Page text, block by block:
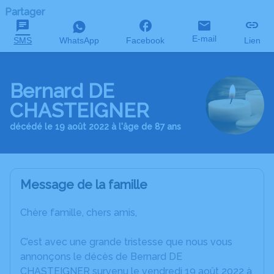
Partager
SMS WhatsApp Facebook E-mail Lien
Bernard DE
CHASTEIGNER
décédé le 19 août 2022 à l'âge de 87 ans
Message de la famille
Chère famille, chers amis,
C’est avec une grande tristesse que nous vous
annonçons le décès de Bernard DE
CHASTEIGNER survenu le vendredi 19 août 2022 à